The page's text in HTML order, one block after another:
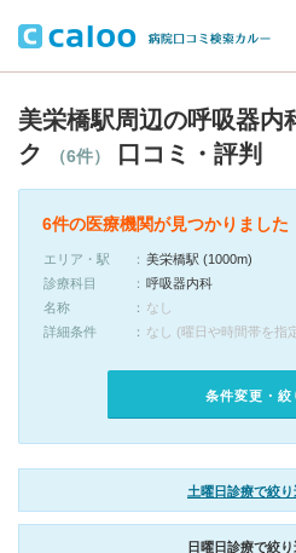
美栄橋駅周辺の呼吸器内
ク
（6件） 口コミ・評判
6件の医療機関が見つかりました
エリア・駅
美栄橋駅 (1000m)
診療科目
呼吸器内科
名称
なし
詳細条件
なし (曜日や時間帯を指
条件変更・絞
土曜日診療で絞
日曜日診療で絞